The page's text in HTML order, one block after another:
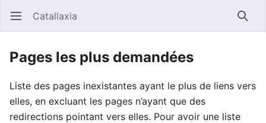
Ouvrir le menu principal Catallaxia
Pages les plus demandées
Liste des pages inexistantes ayant le plus de liens vers
elles, en excluant les pages n’ayant que des
redirections pointant vers elles. Pour avoir une liste